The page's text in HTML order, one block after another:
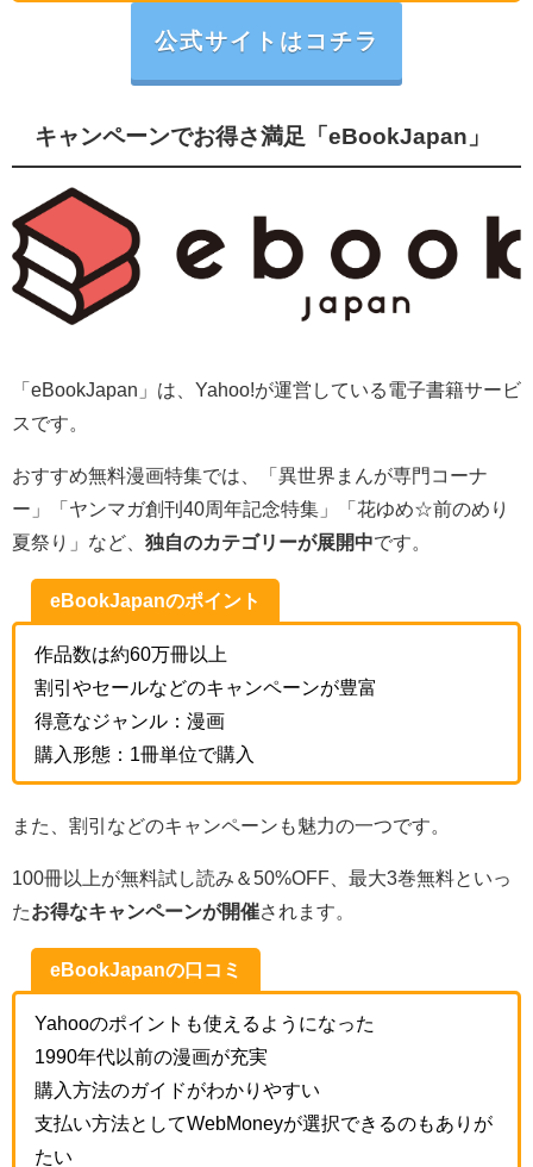
公式サイトはコチラ
キャンペーンでお得さ満足「eBookJapan」
「eBookJapan」は、Yahoo!が運営している電子書籍サービ
スです。
おすすめ無料漫画特集では、「異世界まんが専門コーナ
ー」「ヤンマガ創刊40周年記念特集」「花ゆめ☆前のめり
夏祭り」など、 独自のカテゴリーが展開中です。
eBookJapanのポイント
作品数は約60万冊以上
割引やセールなどのキャンペーンが豊富
得意なジャンル：漫画
購入形態：1冊単位で購入
また、割引などのキャンペーンも魅力の一つです。
100冊以上が無料試し読み＆50%OFF、最大3巻無料といっ
たお得なキャンペーンが開催されます。
eBookJapanの口コミ
Yahooのポイントも使えるようになった
1990年代以前の漫画が充実
購入方法のガイドがわかりやすい
支払い方法としてWebMoneyが選択できるのもありが
たい